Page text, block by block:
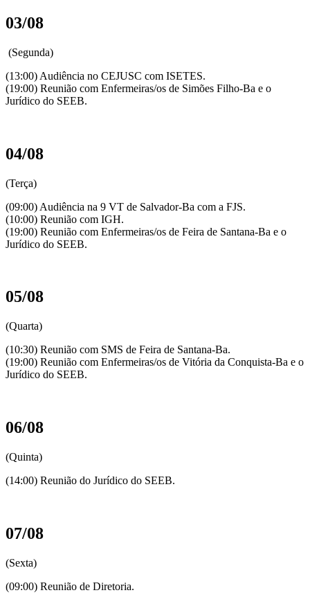
03/08
(Segunda)
(13:00) Audiência no CEJUSC com ISETES.
(19:00) Reunião com Enfermeiras/os de Simões Filho-Ba e o
Jurídico do SEEB.
04/08
(Terça)
(09:00) Audiência na 9 VT de Salvador-Ba com a FJS.
(10:00) Reunião com IGH.
(19:00) Reunião com Enfermeiras/os de Feira de Santana-Ba e o
Jurídico do SEEB.
05/08
(Quarta)
(10:30) Reunião com SMS de Feira de Santana-Ba.
(19:00) Reunião com Enfermeiras/os de Vitória da Conquista-Ba e o
Jurídico do SEEB.
06/08
(Quinta)
(14:00) Reunião do Jurídico do SEEB.
07/08
(Sexta)
(09:00) Reunião de Diretoria.